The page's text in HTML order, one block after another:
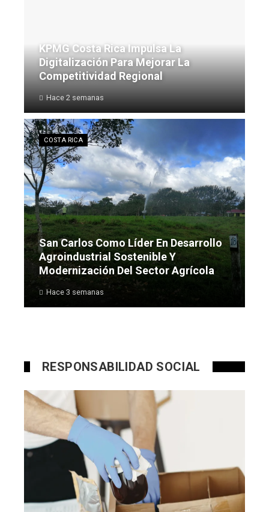
KPMG Costa Rica Impulsa La
Digitalización Para Mejorar La
Competitividad Regional
Hace 2 semanas
COSTA RICA
San Carlos Como Líder En Desarrollo
Agroindustrial Sostenible Y
Modernización Del Sector Agrícola
Hace 3 semanas
RESPONSABILIDAD SOCIAL